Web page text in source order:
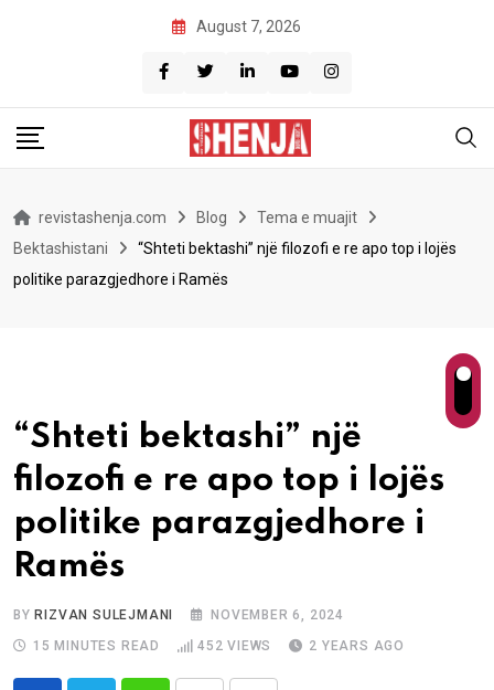
August 7, 2026
revistashenja.com Blog
Tema e muajit
Bektashistani
“Shteti bektashi” një filozofi e re apo top i lojës
politike parazgjedhore i Ramës
“Shteti bektashi” një
filozofi e re apo top i lojës
politike parazgjedhore i
Ramës
BY RIZVAN SULEJMANI
NOVEMBER 6, 2024
15 MINUTES READ
452 VIEWS 2 YEARS AGO